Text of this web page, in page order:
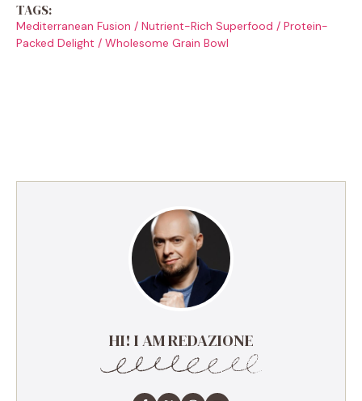
TAGS:
Mediterranean Fusion / Nutrient-Rich Superfood / Protein-
Packed Delight / Wholesome Grain Bowl
HI! I AM REDAZIONE